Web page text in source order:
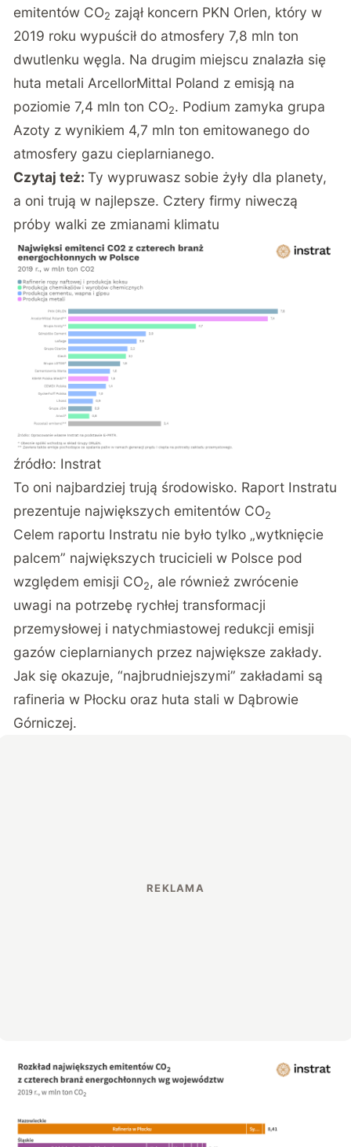
emitentów CO2 zajął koncern PKN Orlen, który w
2019 roku wypuścił do atmosfery 7,8 mln ton
dwutlenku węgla. Na drugim miejscu znalazła się
huta metali ArcellorMittal Poland z emisją na
poziomie 7,4 mln ton CO2. Podium zamyka grupa
Azoty z wynikiem 4,7 mln ton emitowanego do
atmosfery gazu cieplarnianego.
Czytaj też:Ty wypruwasz sobie żyły dla planety,
a oni trują w najlepsze. Cztery firmy niweczą
próby walki ze zmianami klimatu
źródło: Instrat
To oni najbardziej trują środowisko. Raport Instratu
prezentuje największych emitentów CO2
Celem raportu Instratu nie było tylko „wytknięcie
palcem” największych trucicieli w Polsce pod
względem emisji CO2, ale również zwrócenie
uwagi na potrzebę rychłej transformacji
przemysłowej i natychmiastowej redukcji emisji
gazów cieplarnianych przez największe zakłady.
Jak się okazuje, “najbrudniejszymi” zakładami są
rafineria w Płocku oraz huta stali w Dąbrowie
Górniczej.